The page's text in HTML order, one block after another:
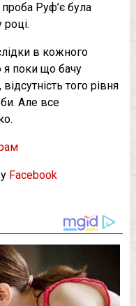
Руф’є була
в кожного
я поки що бачу
того рівня
Але все
Facebook